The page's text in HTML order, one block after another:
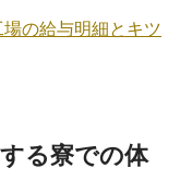
場の給与明細とキツ
る寮での体